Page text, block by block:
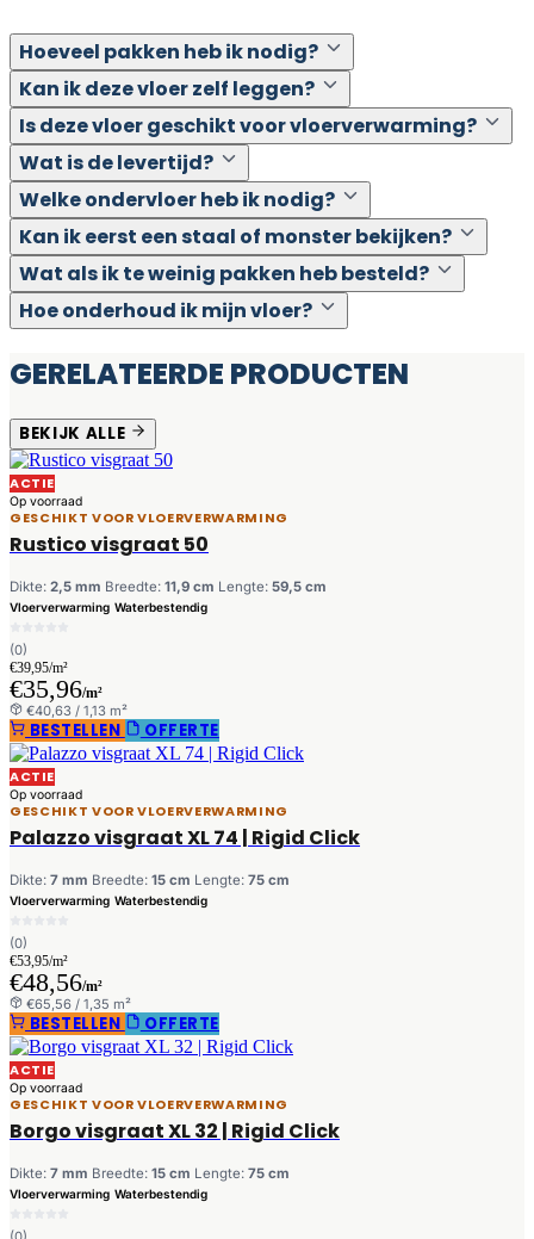
Hoeveel pakken heb ik nodig?
Kan ik deze vloer zelf leggen?
Is deze vloer geschikt voor vloerverwarming?
Wat is de levertijd?
Welke ondervloer heb ik nodig?
Kan ik eerst een staal of monster bekijken?
Wat als ik te weinig pakken heb besteld?
Hoe onderhoud ik mijn vloer?
GERELATEERDE PRODUCTEN
BEKIJK ALLE
ACTIE
Op voorraad
GESCHIKT VOOR VLOERVERWARMING
Rustico visgraat 50
Dikte: 2,5 mm Breedte: 11,9 cm Lengte: 59,5 cm
Vloerverwarming Waterbestendig
(0)
€39,95/m²
€35,96/m²
€40,63 / 1,13 m²
BESTELLEN OFFERTE
ACTIE
Op voorraad
GESCHIKT VOOR VLOERVERWARMING
Palazzo visgraat XL 74 | Rigid Click
Dikte: 7 mm Breedte: 15 cm Lengte: 75 cm
Vloerverwarming Waterbestendig
(0)
€53,95/m²
€48,56/m²
€65,56 / 1,35 m²
BESTELLEN OFFERTE
ACTIE
Op voorraad
GESCHIKT VOOR VLOERVERWARMING
Borgo visgraat XL 32 | Rigid Click
Dikte: 7 mm Breedte: 15 cm Lengte: 75 cm
Vloerverwarming Waterbestendig